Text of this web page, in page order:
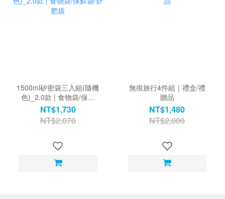
1500ml矽密袋三入組(隨機
色)_2.0款 | 食物袋/保鮮
袋/舒肥袋
NT$1,730
NT$2,070
無痕旅行4件組｜禮盒/禮
贈品
NT$1,480
NT$2,000